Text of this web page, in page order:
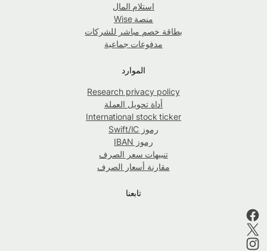
استلام المال
منصة Wise
بطاقة خصم مباشر للشركات
مدفوعات جماعية
الموارد
Research privacy policy
أداة تحويل العملة
International stock ticker
رموز Swift/IC
رموز IBAN
تنبيهات سعر الصرف
مقارنة أسعار الصرف
تابعنا